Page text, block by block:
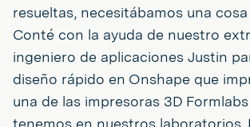
resueltas, necesitábamos una cosa
Conté con la ayuda de nuestro
ingeniero de aplicaciones Justin
diseño rápido en Onshape que
una de las impresoras 3D
tenemos en nuestros laboratorios.